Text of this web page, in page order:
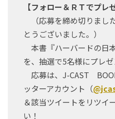
【フォロー＆ＲＴでプレ
（応募を締め切りまし
とうございました。）
本書『ハーバードの日
を、抽選で5名様にプレゼ
応募は、J-CAST
ッターアカウント（
＆該当ツイートをリツイ
い！